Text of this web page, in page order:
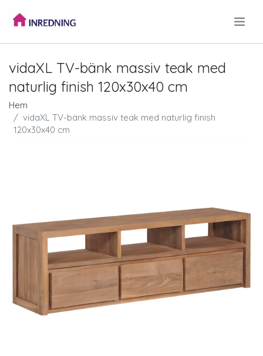
vidaXL TV-bänk massiv teak med
naturlig finish 120x30x40 cm
Hem
vidaXL TV-bänk massiv teak med naturlig finish
120x30x40 cm